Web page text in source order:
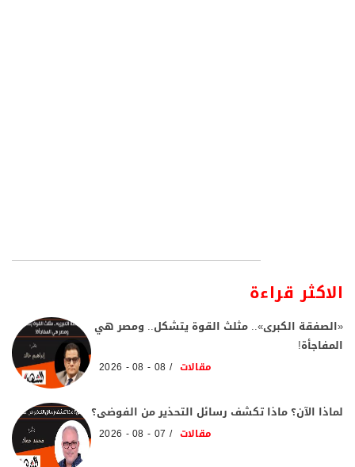
الاكثر قراءة
«الصفقة الكبرى».. مثلث القوة يتشكل.. ومصر هي
المفاجأة!
مقالات 08 - 08 - 2026
لماذا الآن؟ ماذا تكشف رسائل التحذير من الفوضى؟
مقالات 07 - 08 - 2026